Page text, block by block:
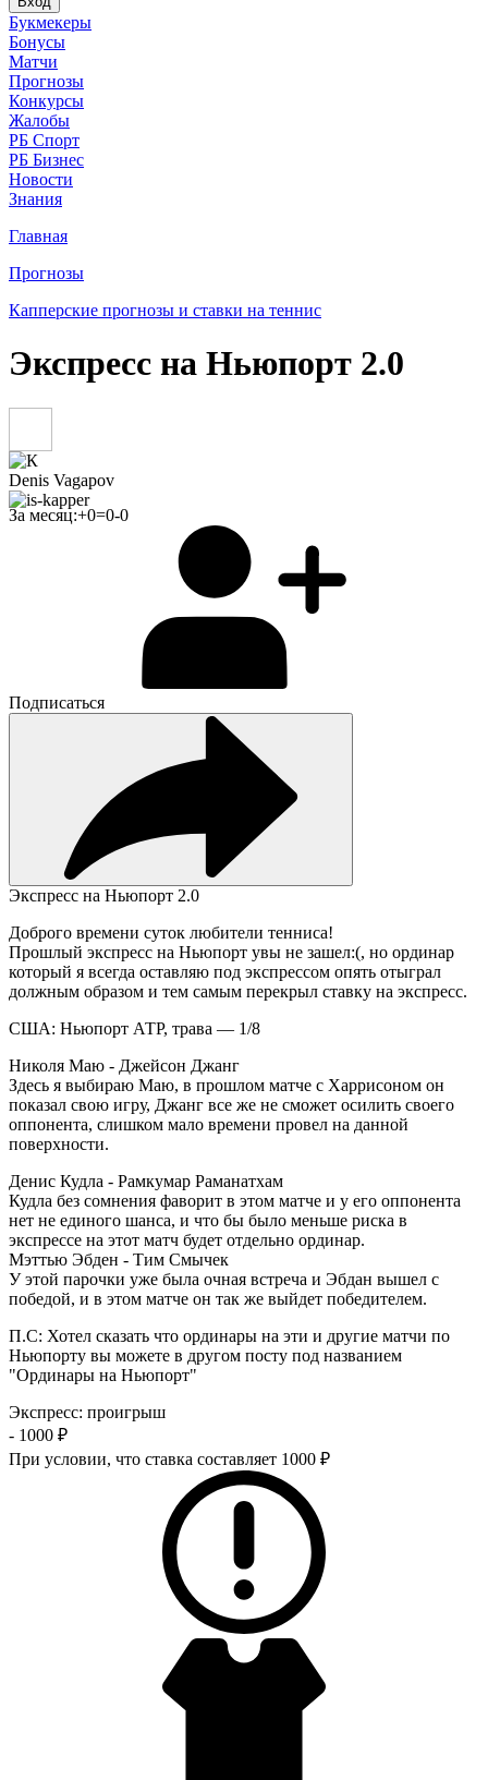
Букмекеры
Бонусы
Матчи
Прогнозы
Конкурсы
Жалобы
РБ Спорт
РБ Бизнес
Новости
Знания
Главная
Прогнозы
Капперские прогнозы и ставки на теннис
Экспресс на Ньюпорт 2.0
Denis Vagapov
За месяц:+0=0-0
Подписаться
Экспресс на Ньюпорт 2.0
Доброго времени суток любители тенниса!
Прошлый экспресс на Ньюпорт увы не зашел:(, но ординар
который я всегда оставляю под экспрессом опять отыграл
должным образом и тем самым перекрыл ставку на экспресс.
США: Ньюпорт АТР, трава — 1/8
Николя Маю - Джейсон Джанг
Здесь я выбираю Маю, в прошлом матче с Харрисоном он
показал свою игру, Джанг все же не сможет осилить своего
оппонента, слишком мало времени провел на данной
поверхности.
Денис Кудла - Рамкумар Раманатхам
Кудла без сомнения фаворит в этом матче и у его оппонента
нет не единого шанса, и что бы было меньше риска в
экспрессе на этот матч будет отдельно ординар.
Мэттью Эбден - Тим Смычек
У этой парочки уже была очная встреча и Эбдан вышел с
победой, и в этом матче он так же выйдет победителем.
П.С: Хотел сказать что ординары на эти и другие матчи по
Ньюпорту вы можете в другом посту под названием
"Ординары на Ньюпорт"
Экспресс: проигрыш
- 1000 ₽
При условии, что ставка составляет 1000 ₽